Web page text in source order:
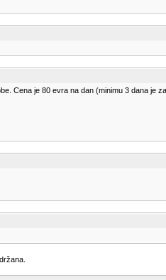
Cena je 80 evra na dan (minimu 3 dana je